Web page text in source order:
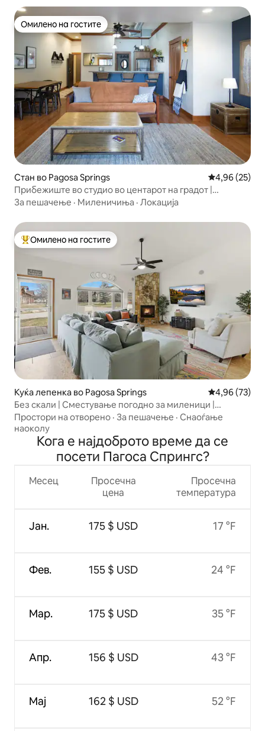
Омилено на гостите
Омилено на гостите
Стан во Pagosa Springs Просечна
4,96 (25)
Прибежиште во студио во центарот на градот |
Прошетка до топлите извори
За пешачење · Миленичиња · Локација
Меѓу најуспешните „Омилени на гостите“
Омилено на гостите
Куќа лепенка во Pagosa Springs Просечна
4,96 (73)
Без скали | Сместување погодно за миленици |
Пешачење до езера
Простори на отворено · За пешачење · Снаоѓање
наоколу
Кога е најдоброто време да се
посети Пагоса Спрингс?
Месец
Јан.
Фев.
Мар.
Апр.
Мај
Просечна
цена
175 $ USD
155 $ USD
175 $ USD
156 $ USD
162 $ USD
Просечна
температура
17 °F
24 °F
35 °F
43 °F
52 °F